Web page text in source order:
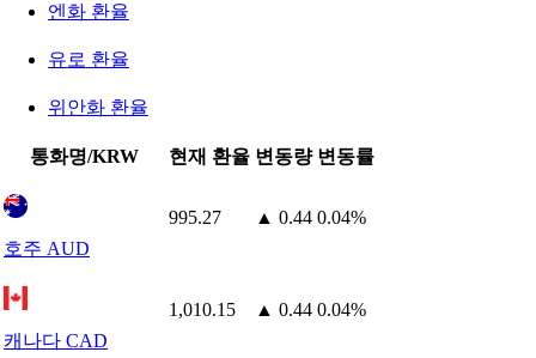
엔화 환율
유로 환율
위안화 환율
통화명/KRW 현재 환율 변동량 변동률
호주 AUD
995.27 ▲ 0.44 0.04%
캐나다 CAD
1,010.15 ▲ 0.44 0.04%